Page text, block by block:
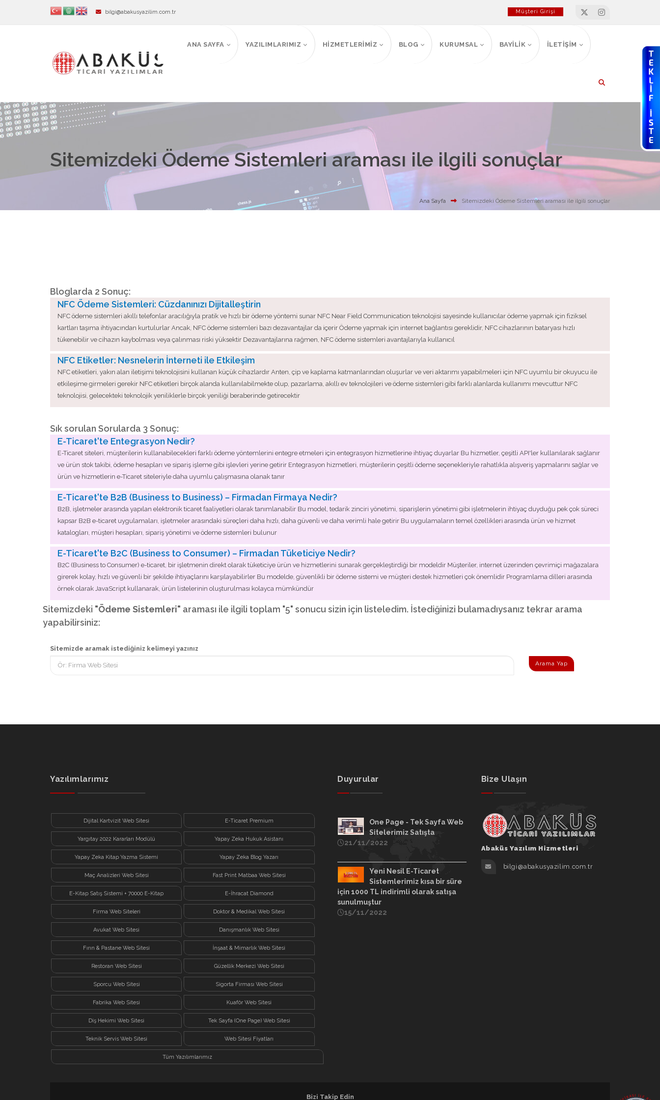
bilgi@abakusyazilim.com.tr Müşteri Girişi
ANA SAYFA YAZILIMLARIMIZ HİZMETLERİMİZ BLOG KURUMSAL BAYİLİK İLETİŞİM
Sitemizdeki Ödeme Sistemleri araması ile ilgili sonuçlar
Ana Sayfa Sitemizdeki Ödeme Sistemleri araması ile ilgili sonuçlar
Bloglarda 2 Sonuç:
NFC Ödeme Sistemleri: Cüzdanınızı Dijitalleştirin
NFC ödeme sistemleri akıllı telefonlar aracılığıyla pratik ve hızlı bir ödeme yöntemi sunar NFC Near Field Communication teknolojisi sayesinde kullanıcılar ödeme yapmak için fiziksel
kartları taşıma ihtiyacından kurtulurlar Ancak, NFC ödeme sistemleri bazı dezavantajlar da içerir Ödeme yapmak için internet bağlantısı gereklidir, NFC cihazlarının bataryası hızlı
tükenebilir ve cihazın kaybolması veya çalınması riski yüksektir Dezavantajlarına rağmen, NFC ödeme sistemleri avantajlarıyla kullanıcıl
NFC Etiketler: Nesnelerin İnterneti ile Etkileşim
NFC etiketleri, yakın alan iletişimi teknolojisini kullanan küçük cihazlardır Anten, çip ve kaplama katmanlarından oluşurlar ve veri aktarımı yapabilmeleri için NFC uyumlu bir okuyucu ile
etkileşime girmeleri gerekir NFC etiketleri birçok alanda kullanılabilmekte olup, pazarlama, akıllı ev teknolojileri ve ödeme sistemleri gibi farklı alanlarda kullanımı mevcuttur NFC
teknolojisi, gelecekteki teknolojik yeniliklerle birçok yeniliği beraberinde getirecektir
Sık sorulan Sorularda 3 Sonuç:
E-Ticaret'te Entegrasyon Nedir?
E-Ticaret siteleri, müşterilerin kullanabilecekleri farklı ödeme yöntemlerini entegre etmeleri için entegrasyon hizmetlerine ihtiyaç duyarlar Bu hizmetler, çeşitli API'ler kullanılarak sağlanır
ve ürün stok takibi, ödeme hesapları ve sipariş işleme gibi işlevleri yerine getirir Entegrasyon hizmetleri, müşterilerin çeşitli ödeme seçenekleriyle rahatlıkla alışveriş yapmalarını sağlar ve
ürün ve hizmetlerin e-Ticaret siteleriyle daha uyumlu çalışmasına olanak tanır
E-Ticaret'te B2B (Business to Business) – Firmadan Firmaya Nedir?
B2B, işletmeler arasında yapılan elektronik ticaret faaliyetleri olarak tanımlanabilir Bu model, tedarik zinciri yönetimi, siparişlerin yönetimi gibi işletmelerin ihtiyaç duyduğu pek çok süreci
kapsar B2B e-ticaret uygulamaları, işletmeler arasındaki süreçleri daha hızlı, daha güvenli ve daha verimli hale getirir Bu uygulamaların temel özellikleri arasında ürün ve hizmet
katalogları, müşteri hesapları, sipariş yönetimi ve ödeme sistemleri bulunur
E-Ticaret'te B2C (Business to Consumer) – Firmadan Tüketiciye Nedir?
B2C (Business to Consumer) e-ticaret, bir işletmenin direkt olarak tüketiciye ürün ve hizmetlerini sunarak gerçekleştirdiği bir modeldir Müşteriler, internet üzerinden çevrimiçi mağazalara
girerek kolay, hızlı ve güvenli bir şekilde ihtiyaçlarını karşılayabilirler Bu modelde, güvenlikli bir ödeme sistemi ve müşteri destek hizmetleri çok önemlidir Programlama dilleri arasında
örnek olarak JavaScript kullanarak, ürün listelerinin oluşturulması kolayca mümkündür
Sitemizdeki "Ödeme Sistemleri" araması ile ilgili toplam "5" sonucu sizin için listeledim. İstediğinizi bulamadıysanız tekrar arama
yapabilirsiniz:
Sitemizde aramak istediğiniz kelimeyi yazınız
Arama Yap
Yazılımlarımız
Dijital Kartvizit Web Sitesi E-Ticaret Premium
Yargıtay 2022 Kararları Modülü Yapay Zeka Hukuk Asistanı
Yapay Zeka Kitap Yazma Sistemi Yapay Zeka Blog Yazarı
Maç Analizleri Web Sitesi Fast Print Matbaa Web Sitesi
E-Kitap Satış Sistemi + 70000 E-Kitap E-İhracat Diamond
Firma Web Siteleri Doktor & Medikal Web Sitesi
Avukat Web Sitesi Danışmanlık Web Sitesi
Fırın & Pastane Web Sitesi İnşaat & Mimarlık Web Sitesi
Restoran Web Sitesi Güzellik Merkezi Web Sitesi
Sporcu Web Sitesi Sigorta Firması Web Sitesi
Fabrika Web Sitesi Kuaför Web Sitesi
Diş Hekimi Web Sitesi Tek Sayfa (One Page) Web Sitesi
Teknik Servis Web Sitesi Web Sitesi Fiyatları
Tüm Yazılımlarımız
Duyurular
One Page - Tek Sayfa Web
Sitelerimiz Satışta
21/11/2022
Yeni Nesil E-Ticaret
Sistemlerimiz kısa bir süre
için 1000 TL indirimli olarak satışa
sunulmuştur
15/11/2022
Bize Ulaşın
Abaküs Yazılım Hizmetleri
bilgi@abakusyazilim.com.tr
Bizi Takip Edin